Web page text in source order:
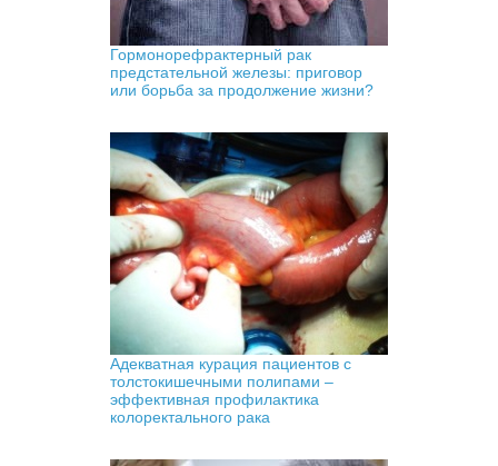
Гормонорефрактерный рак
предстательной железы: приговор
или борьба за продолжение жизни?
Адекватная курация пациентов с
толстокишечными полипами –
эффективная профилактика
колоректального рака